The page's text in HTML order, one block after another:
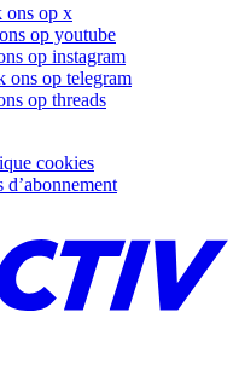
ons op x
op youtube
op instagram
ons op telegram
op threads
cookies